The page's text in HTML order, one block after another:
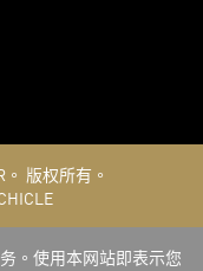
版权所有。
。使用本网站即表示您